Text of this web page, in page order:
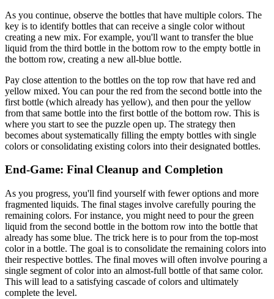
As you continue, observe the bottles that have multiple colors. The
key is to identify bottles that can receive a single color without
creating a new mix. For example, you'll want to transfer the blue
liquid from the third bottle in the bottom row to the empty bottle in
the bottom row, creating a new all-blue bottle.
Pay close attention to the bottles on the top row that have red and
yellow mixed. You can pour the red from the second bottle into the
first bottle (which already has yellow), and then pour the yellow
from that same bottle into the first bottle of the bottom row. This is
where you start to see the puzzle open up. The strategy then
becomes about systematically filling the empty bottles with single
colors or consolidating existing colors into their designated bottles.
End-Game: Final Cleanup and Completion
As you progress, you'll find yourself with fewer options and more
fragmented liquids. The final stages involve carefully pouring the
remaining colors. For instance, you might need to pour the green
liquid from the second bottle in the bottom row into the bottle that
already has some blue. The trick here is to pour from the top-most
color in a bottle. The goal is to consolidate the remaining colors into
their respective bottles. The final moves will often involve pouring a
single segment of color into an almost-full bottle of that same color.
This will lead to a satisfying cascade of colors and ultimately
complete the level.